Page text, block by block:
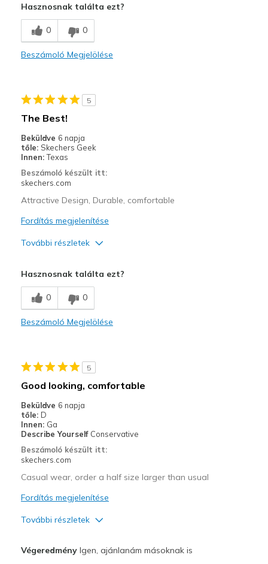
Comfortable
Legjobb használat
Casual Wear
View On Shoes
Hasznosnak találta ezt?
0 0
Beszámoló Megjelölése
5
The Best!
Beküldve 6 napja
tőle: Skechers Geek
Innen: Texas
Beszámoló készült itt:
skechers.com
Attractive Design, Durable, comfortable
Fordítás megjelenítése
További részletek
Breathe Well
Comfortable
Stylish
Legjobb használat
Casual Wear
Travel
Width
Sizing
Feels true to size
Hasznosnak találta ezt?
0 0
Beszámoló Megjelölése
5
Good looking, comfortable
Beküldve 6 napja
tőle: D
Innen: Ga
Describe Yourself Conservative
Beszámoló készült itt:
skechers.com
Casual wear, order a half size larger than usual
Fordítás megjelenítése
További részletek
VégeredményIgen, ajánlanám másoknak is